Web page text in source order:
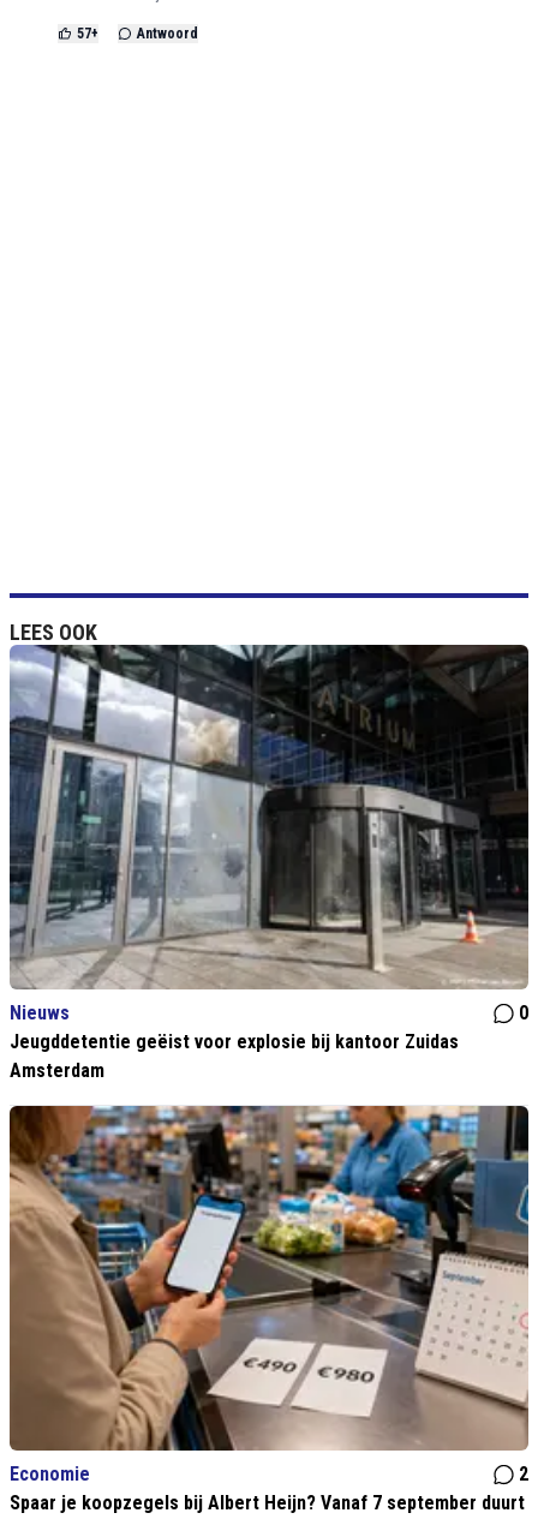
57+ Antwoord
LEES OOK
Nieuws
0
Jeugddetentie geëist voor explosie bij kantoor Zuidas
Amsterdam
Economie
2
Spaar je koopzegels bij Albert Heijn? Vanaf 7 september duurt